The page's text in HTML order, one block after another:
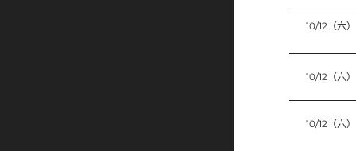
10/12（六）
10/12（六）
10/12（六）